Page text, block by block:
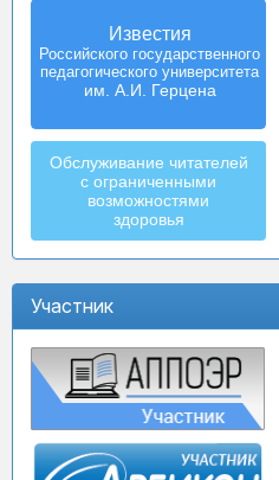
Известия
Российского государственного
педагогического университета
им. А.И. Герцена
Izvestia:
Herzen University
Journal of
Humanities & Sciences
Обслуживание читателей
с ограниченными
возможностями
здоровья
Участник